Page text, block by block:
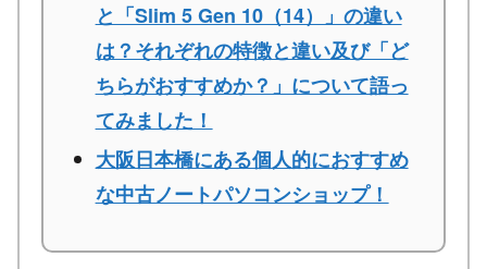
と「Slim 5 Gen 10（14）」の違い
は？それぞれの特徴と違い及び「ど
ちらがおすすめか？」について語っ
てみました！
大阪日本橋にある個人的におすすめ
な中古ノートパソコンショップ！